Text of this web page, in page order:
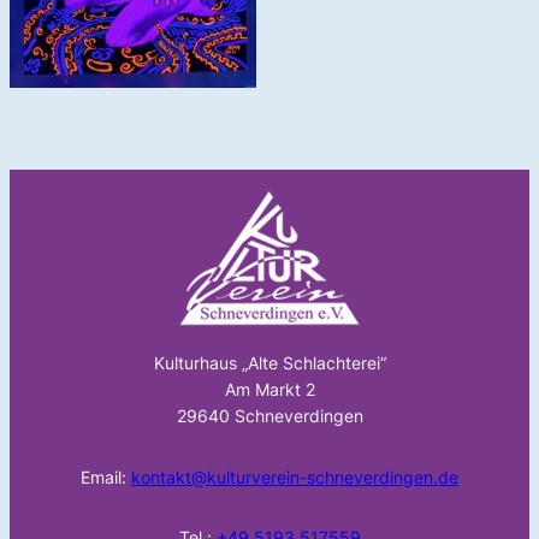
Kulturhaus „Alte Schlachterei“
Am Markt 2
29640 Schneverdingen
Email: kontakt@kulturverein-schneverdingen.de